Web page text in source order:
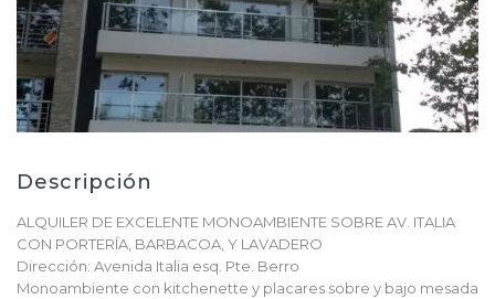
Descripción
ALQUILER DE EXCELENTE MONOAMBIENTE SOBRE AV. ITALIA
CON PORTERÍA, BARBACOA, Y LAVADERO
Dirección: Avenida Italia esq. Pte. Berro
Monoambiente con kitchenette y placares sobre y bajo mesada